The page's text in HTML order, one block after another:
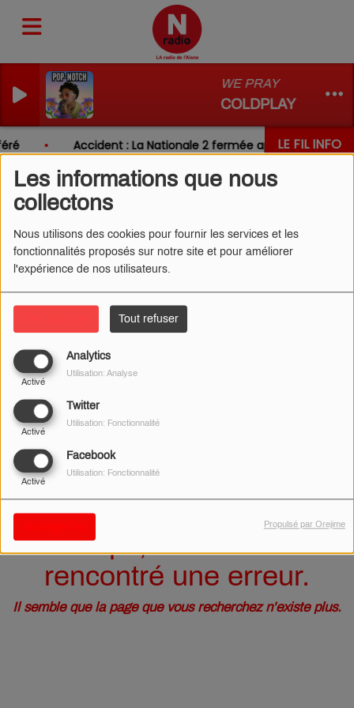
Les informations que nous
collectons
Nous utilisons des cookies pour fournir les services et les
fonctionnalités proposés sur notre site et pour améliorer
l'expérience de nos utilisateurs.
Tout refuser
Analytics
Activé
Utilisation: Analyse
Twitter
Activé
Utilisation: Fonctionnalité
Facebook
Activé
Utilisation: Fonctionnalité
Propulsé par Orejime
WE PRAY
COLDPLAY &
LE FIL INFO
Accident : La Nationale 2 fermée après un choc
Oups, vous avez
rencontré une erreur.
Il semble que la page que vous recherchez n’existe plus.